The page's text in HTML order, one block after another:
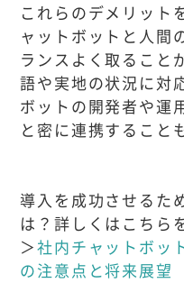
これらのデメリット
ャットボットと人間
ランスよく取ること
語や実地の状況に対
ボットの開発者や運
と密に連携すること
導入を成功させるた
は？詳しくはこちら
＞社内チャットボッ
の注意点と将来展望